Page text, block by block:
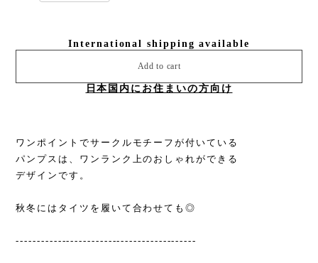
International shipping available
Add to cart
日本国内にお住まいの方向け
ワンポイントでサークルモチーフが付いている
パンプスは、ワンランク上のおしゃれができる
デザインです。
秋冬にはタイツを履いて合わせても◎
-------------------------------------------